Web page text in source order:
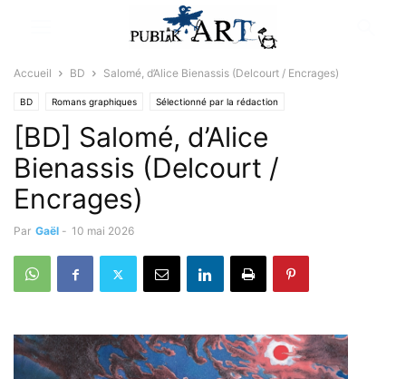
Accueil BD Salomé, d’Alice Bienassis (Delcourt / Encrages)
BD Romans graphiques Sélectionné par la rédaction
[BD] Salomé, d’Alice
Bienassis (Delcourt /
Encrages)
Par Gaël - 10 mai 2026